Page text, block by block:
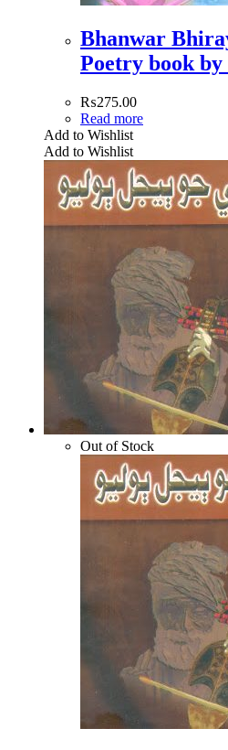
Bhanwar
Poetry book by
₨275.00
Read more
Add to Wishlist
Add to Wishlist
Out of Stock